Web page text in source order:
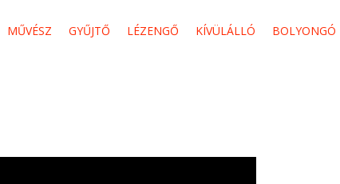
MŰVÉSZ GYŰJTŐ LÉZENGŐ KÍVÜLÁLLÓ BOLYONGÓ